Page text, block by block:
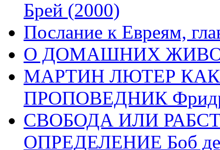
Брей (2000)
Послание к Евреям,
О ДОМАШНИХ
МАРТИН ЛЮТЕР
ПРОПОВЕДНИК
СВОБОДА ИЛИ
ОПРЕДЕЛЕНИЕ Боб де